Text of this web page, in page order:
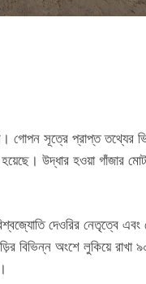
গোপন সূত্রে প্রাপ্ত তথ্যের
উদ্ধার হওয়া গাঁজার
দেওরির নেতৃত্বে
বিভিন্ন অংশে লুকিয়ে রাখা